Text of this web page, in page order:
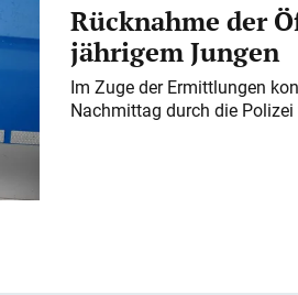
Rücknahme der
jährigem Jungen
Im Zuge der Ermittlungen
Nachmittag durch die